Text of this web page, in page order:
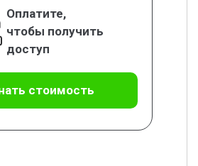
Оплатите,
чтобы получить
доступ
стоимость